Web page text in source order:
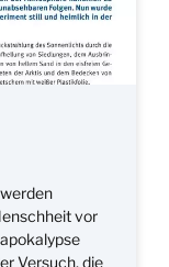
vor
Versuch, die